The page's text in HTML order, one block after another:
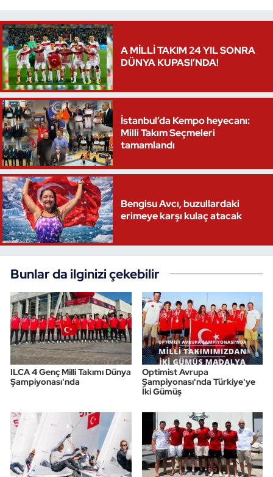
A MİLLİ TAKIM 24 YIL SONRA
DÜNYA KUPASI’NDA!
İstanbul’da Kempo heyecanı:
Milli Takım Seçmeleri
tamamlandı
Bengisu Avcı, buzullardaki
erimeye karşı kulaç atacak
Bunlar da ilginizi çekebilir
ILCA 4 Genç Milli Takımı Dünya
Şampiyonası'nda
Optimist Avrupa
Şampiyonası'nda Türkiye'ye
İki Gümüş